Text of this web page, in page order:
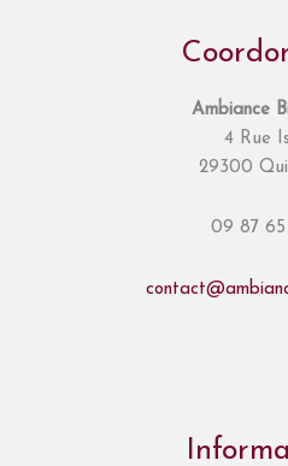
Ambiance
4 Rue
29300
09 87 65